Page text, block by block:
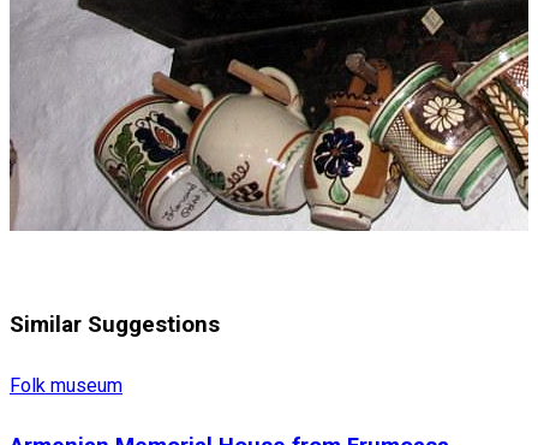
Similar Suggestions
Folk museum